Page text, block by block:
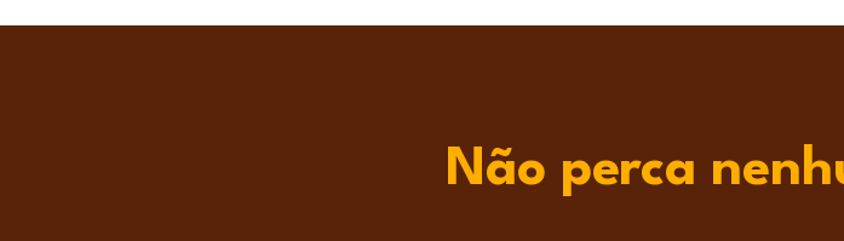
Não perca